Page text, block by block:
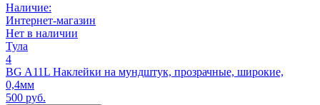
Наличие:
Интернет-магазин
Нет в наличии
Тула
4
BG A11L Наклейки на мундштук, прозрачные, широкие,
0,4мм
500 руб.